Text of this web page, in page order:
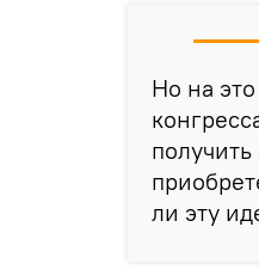
Но на
ли эту